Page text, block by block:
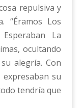
repulsiva y
“Éramos Los
La
ocultando
alegría. Con
su
tendría que